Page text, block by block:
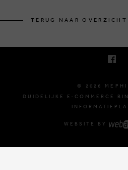
TERUG NAAR OVERZICHT
© 2026
DUIDELIJKE E-COMMERCE
WEBSITE BY